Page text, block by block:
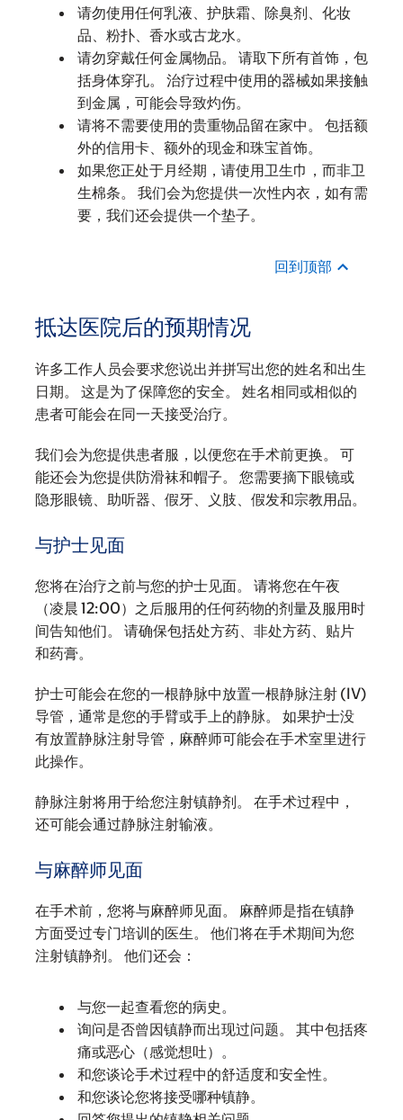
请勿使用任何乳液、护肤霜、除臭剂、化妆
品、粉扑、香水或古龙水。
请勿穿戴任何金属物品。 请取下所有首饰，包
括身体穿孔。 治疗过程中使用的器械如果接触
到金属，可能会导致灼伤。
请将不需要使用的贵重物品留在家中。 包括额
外的信用卡、额外的现金和珠宝首饰。
如果您正处于月经期，请使用卫生巾，而非卫
生棉条。 我们会为您提供一次性内衣，如有需
要，我们还会提供一个垫子。
回到顶部
抵达医院后的预期情况
许多工作人员会要求您说出并拼写出您的姓名和出生
日期。 这是为了保障您的安全。 姓名相同或相似的
患者可能会在同一天接受治疗。
我们会为您提供患者服，以便您在手术前更换。 可
能还会为您提供防滑袜和帽子。 您需要摘下眼镜或
隐形眼镜、助听器、假牙、义肢、假发和宗教用品。
与护士见面
您将在治疗之前与您的护士见面。 请将您在午夜
（凌晨 12:00）之后服用的任何药物的剂量及服用时
间告知他们。 请确保包括处方药、非处方药、贴片
和药膏。
护士可能会在您的一根静脉中放置一根静脉注射 (IV)
导管，通常是您的手臂或手上的静脉。 如果护士没
有放置静脉注射导管，麻醉师可能会在手术室里进行
此操作。
静脉注射将用于给您注射镇静剂。 在手术过程中，
还可能会通过静脉注射输液。
与麻醉师见面
在手术前，您将与麻醉师见面。 麻醉师是指在镇静
方面受过专门培训的医生。 他们将在手术期间为您
注射镇静剂。 他们还会：
与您一起查看您的病史。
询问是否曾因镇静而出现过问题。 其中包括疼
痛或恶心（感觉想吐）。
和您谈论手术过程中的舒适度和安全性。
和您谈论您将接受哪种镇静。